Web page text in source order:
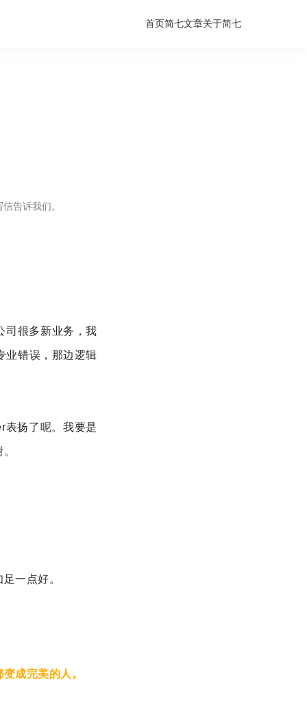
首页简七文章关于简七
告诉我们。
司很多新业务，我
业错误，那边逻辑
表扬了呢。我要是
一点好。
成完美的人。